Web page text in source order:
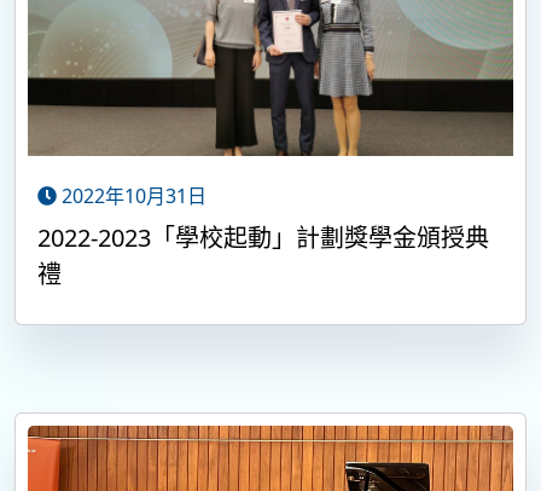
2022年10月31日
2022-2023「學校起動」計劃獎學金頒授典
禮